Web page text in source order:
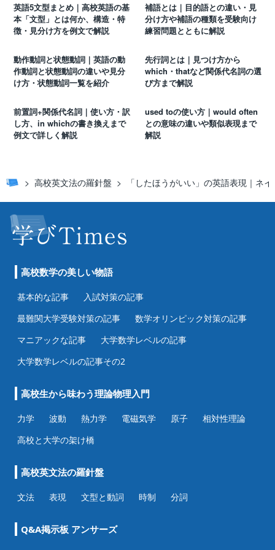
英語5文型まとめ｜高校英語の基
本「文型」とは何か、構造・特
徴・見分け方を例文で解説
補語とは｜目的語との違い・見
分け方や補語の種類を受験向け
練習問題とともに解説
動作動詞と状態動詞｜英語の動
作動詞と状態動詞の違いや見分
け方・状態動詞一覧を紹介
先行詞とは｜見つけ方から
which・thatなど関係代名詞の選
び方まで解説
前置詞+関係代名詞｜使い方・訳
し方、in whichの書き換えまで
例文で詳しく解説
used toの使い方｜would often
との意味の違いや類似表現まで
解説
高校英文法の羅針盤 「したほうがいい」の英語表現｜ネ
高校数学の美しい物語
基本的な記事
入試対策の記事
最難関大学受験対策の記事
数学オリンピック対策の記事
マニアックな記事
大学数学レベルの記事
大学数学レベルの記事その2
高校生から味わう理論物理入門
力学 波動 熱力学 電磁気学 原子
相対性理論
高校と大学の架け橋
高校英文法の羅針盤
文法 表現 文型と動詞 時制 分詞
Q&A掲示板 アンサーズ